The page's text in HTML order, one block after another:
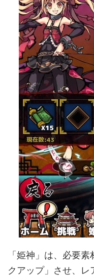
「姫神」は、必要
クアップ」させ、レ